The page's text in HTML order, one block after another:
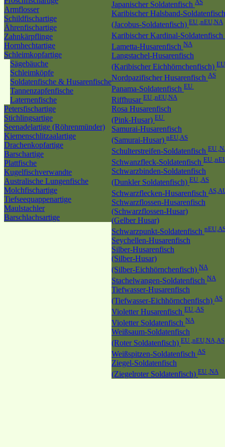
Armflosser
Schildfischartige
Ährenfischartige
Zahnkärpflinge
Hornhechtartige
Schleimkopfartige
Sägebäuche
Schleimköpfe
Soldatenfische & Husarenfische
Tannenzapfenfische
Laternenfische
Petersfischartige
Stichlingsartige
Seenadelartige (Röhrenmünder)
Kiemenschlitzaalartige
Drachenkopfartige
Barschartige
Plattfische
Kugelfischverwandte
Australische Lungenfische
Molchfischartige
Tiefseequappenartige
Maulstachler
Barschlachsartige
Japanischer Soldatenfisch AS
Karibischer Halsband-Soldatenfisch
(Jacobus-Soldatenfisch) EU ,nEU,NA
Karibischer Kardinal-Soldatenfisch
Lametta-Husarenfisch NA
Langstachel-Husarenfisch
(Karibischer Eichhörnchenfisch)
Nordpazifischer Husarenfisch AS
Panama-Soldatenfisch EU
Riffhusar EU ,nEU,NA
Rosa Husarenfisch
(Pink-Husar) EU
Samurai-Husarenfisch
(Samurai-Husar) nEU,AS
Schulterstreifen-Soldatenfisch EU
Schwanzfleck-Soldatenfisch EU
Schwarzbinden-Soldatenfisch
(Dunkler Soldatenfisch) EU ,AS
Schwarzflecken-Husarenfisch
Schwarzflossen-Husarenfisch
(Schwarzflossen-Husar)
(Gelber Husar)
Schwarzpunkt-Soldatenfisch
Seychellen-Husarenfisch
Silber-Husarenfisch
(Silber-Husar)
(Silber-Eichhörnchenfisch) NA
Stachelwangen-Soldatenfisch NA
Tiefwasser-Husarenfisch
(Tiefwasser-Eichhörnchenfisch) AS
Violetter Husarenfisch EU ,AS
Violetter Soldatenfisch NA
Weißsaum-Soldatenfisch
(Roter Soldatenfisch) EU ,nEU,NA,AS
Weißspitzen-Soldatenfisch AS
Ziegel-Soldatenfisch
(Ziegelroter Soldatenfisch) EU ,NA